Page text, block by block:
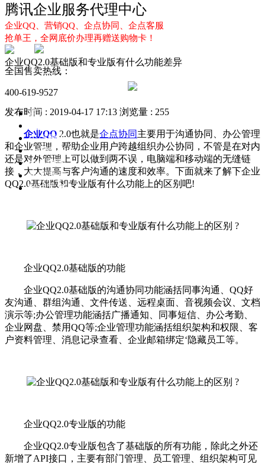
腾讯企业服务代理中心
企业QQ、营销QQ、企点协同、企点客服
抢单王，全网底价办理再赠送购物卡！
全国售卖热线：
400-619-9527
首页
企点服务
企业QQ2.0
企点协同
新闻动态
解决方案
企业QQ2.0基础版和专业版有什么功能差异
发布时间 : 2019-04-17 17:13 浏览量 : 255
企业QQ 2.0也就是企点协同 主要用于沟通协同、办公管理
和企业管理，帮助企业用户跨越组织办公协同，不管是在对内
还是对外管理上可以做到两不误，电脑端和移动端的无缝链
接，大大提高与客户沟通的速度和效率。下面就来了解下企业
QQ2.0基础版和专业版有什么功能上的区别吧!
企业QQ2.0基础版的功能
企业QQ2.0基础版的沟通协同功能涵括同事沟通、QQ好
友沟通、群组沟通、文件传送、远程桌面、音视频会议、文档
演示等;办公管理功能涵括广播通知、同事短信、办公考勤、
企业网盘、禁用QQ等;企业管理功能涵括组织架构和权限、客
户资料管理、消息记录查看、企业邮箱绑定‘隐藏员工等。
企业QQ2.0专业版的功能
企业QQ2.0专业版包含了基础版的所有功能，除此之外还
新增了API接口，主要有部门管理、员工管理、组织架构可见